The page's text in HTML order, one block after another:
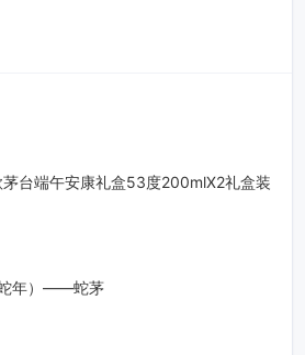
台端午安康礼盒53度200mlX2礼盒装
蛇年）——蛇茅